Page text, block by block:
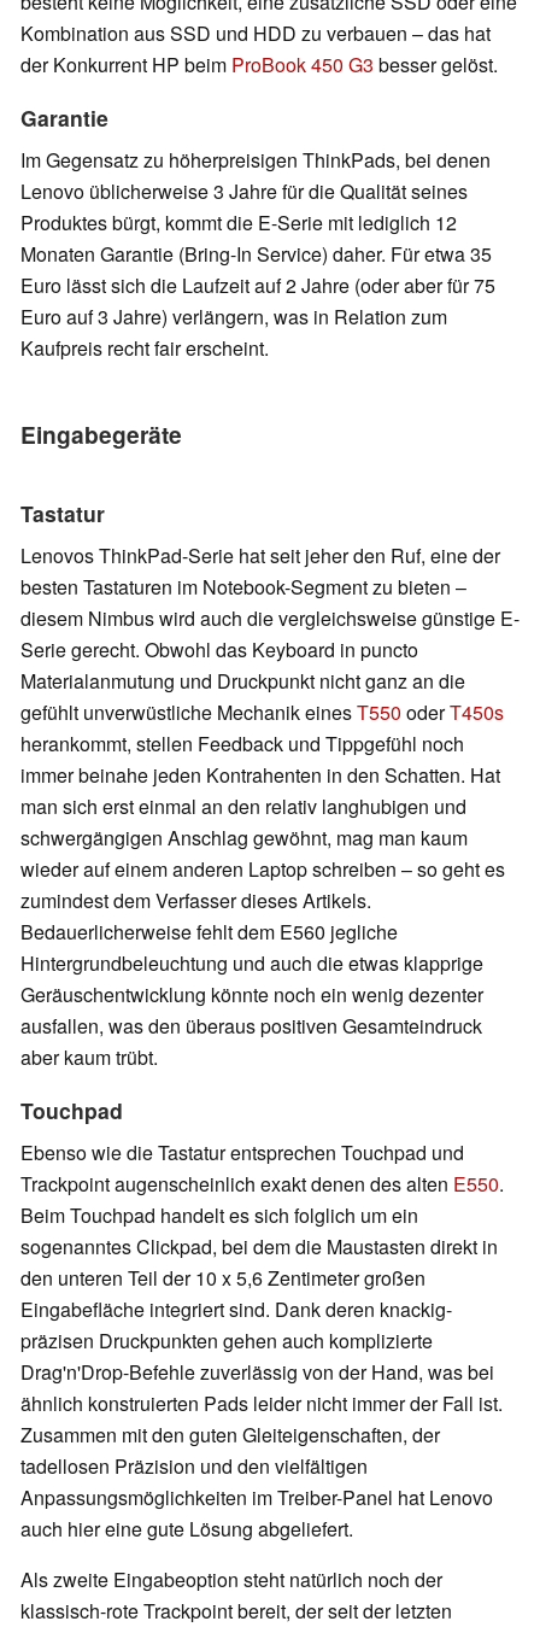
Kombination aus SSD und HDD zu verbauen – das hat
der Konkurrent HP beim ProBook 450 G3 besser gelöst.
Garantie
Im Gegensatz zu höherpreisigen ThinkPads, bei denen
Lenovo üblicherweise 3 Jahre für die Qualität seines
Produktes bürgt, kommt die E-Serie mit lediglich 12
Monaten Garantie (Bring-In Service) daher. Für etwa 35
Euro lässt sich die Laufzeit auf 2 Jahre (oder aber für 75
Euro auf 3 Jahre) verlängern, was in Relation zum
Kaufpreis recht fair erscheint.
Eingabegeräte
Tastatur
Lenovos ThinkPad-Serie hat seit jeher den Ruf, eine der
besten Tastaturen im Notebook-Segment zu bieten –
diesem Nimbus wird auch die vergleichsweise günstige E-
Serie gerecht. Obwohl das Keyboard in puncto
Materialanmutung und Druckpunkt nicht ganz an die
gefühlt unverwüstliche Mechanik einesT550 oderT450s
herankommt, stellen Feedback und Tippgefühl noch
immer beinahe jeden Kontrahenten in den Schatten. Hat
man sich erst einmal an den relativ langhubigen und
schwergängigen Anschlag gewöhnt, mag man kaum
wieder auf einem anderen Laptop schreiben – so geht es
zumindest dem Verfasser dieses Artikels.
Bedauerlicherweise fehlt dem E560 jegliche
Hintergrundbeleuchtung und auch die etwas klapprige
Geräuschentwicklung könnte noch ein wenig dezenter
ausfallen, was den überaus positiven Gesamteindruck
aber kaum trübt.
Touchpad
Ebenso wie die Tastatur entsprechen Touchpad und
Trackpoint augenscheinlich exakt denen des alten E550.
Beim Touchpad handelt es sich folglich um ein
sogenanntes Clickpad, bei dem die Maustasten direkt in
den unteren Teil der 10 x 5,6 Zentimeter großen
Eingabefläche integriert sind. Dank deren knackig-
präzisen Druckpunkten gehen auch komplizierte
Drag'n'Drop-Befehle zuverlässig von der Hand, was bei
ähnlich konstruierten Pads leider nicht immer der Fall ist.
Zusammen mit den guten Gleiteigenschaften, der
tadellosen Präzision und den vielfältigen
Anpassungsmöglichkeiten im Treiber-Panel hat Lenovo
auch hier eine gute Lösung abgeliefert.
Als zweite Eingabeoption steht natürlich noch der
klassisch-rote Trackpoint bereit, der seit der letzten